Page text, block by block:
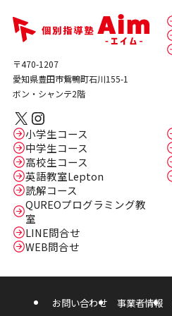
〒470-1207
愛知県豊田市鴛鴨町石川155-1
ボン・シャンテ2階
X Instagram
小学生コース
中学生コース
高校生コース
英語教室Lepton
読解コース
QUREOプログラミング教
室
LINE問合せ
WEB問合せ
お問い合わせ 事業者情報